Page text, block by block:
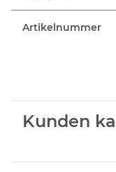
Artikelnummer
Kunden